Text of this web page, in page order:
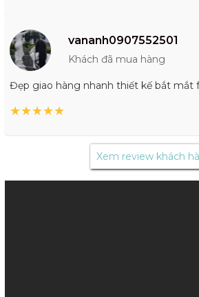
vananh0907552501
Khách đã mua hàng
Đẹp giao hàng nhanh thiết kế bắt mắt
★★★★★
Xem review khách